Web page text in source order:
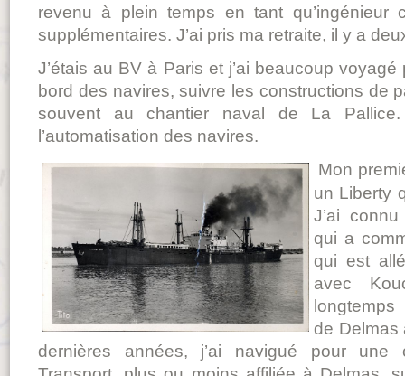
revenu à plein temps en tant qu’ingénieur
supplémentaires. J’ai pris ma retraite, il y a
J’étais au BV à Paris et j’ai beaucoup
bord des navires, suivre les constructions de
souvent au chantier naval de La Pallice.
l’automatisation des navires.
Mon
un Liberty
J’ai
qui a
qui est
avec
de Delmas
dernières années, j’ai navigué pour une